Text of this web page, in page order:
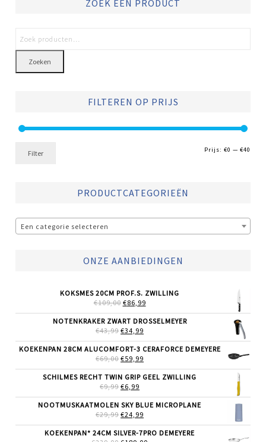
ZOEK EEN PRODUCT
Zoeken
FILTEREN OP PRIJS
Filter Prijs: €0 — €40
PRODUCTCATEGORIEËN
Een categorie selecteren
ONZE AANBIEDINGEN
KOKSMES 20CM PROF.S. ZWILLING
€109,00 OORSPRONKELIJKE
WAS:
€109,00.
€86,99HUIDIGE
IS:
NOTENKRAKER ZWART DROSSELMEYER
€43,99 OORSPRONKELIJKE
WAS:
€43,99.
€34,99
IS:
KOEKENPAN 28CM ALUCOMFORT-3 CERAFORCE DEMEYERE
€69,00 OORSPRONKELIJKE
WAS:
€69,00.
€59,99
IS:
SCHILMES RECHT TWIN GRIP GEEL ZWILLING
€9,99 OORSPRONKELIJKE
WAS:
€9,99.
€6,99
IS:
€6,99.
NOOTMUSKAATMOLEN SKY BLUE MICROPLANE
€29,99 OORSPRONKELIJKE
WAS:
€29,99.
€24,99
IS:
€24,99.
KOEKENPAN* 24CM SILVER-7PRO DEMEYERE